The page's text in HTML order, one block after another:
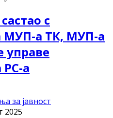
с
МУП-а ТК, МУП-а
управе
а
за јавност
2025